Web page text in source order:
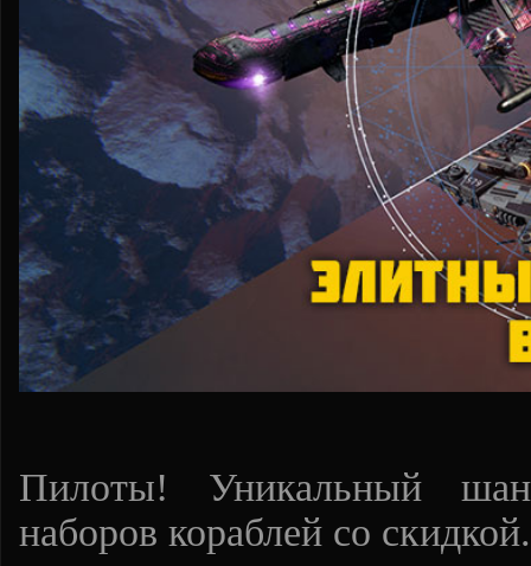
Пилоты! Уникальный
наборов кораблей со